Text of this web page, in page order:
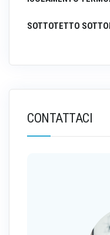
SOTTOTETTO
CONTATTACI